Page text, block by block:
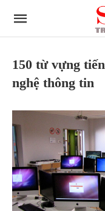
150 từ vựng
nghệ thông tin